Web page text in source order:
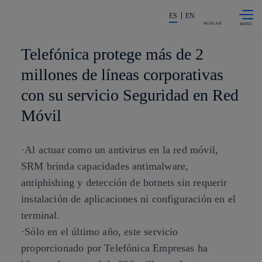
La acción en accionistas e
ES EN
BUSCAR
Telefónica protege más de 2
millones de líneas corporativas
con su servicio Seguridad en Red
Móvil
·Al actuar como un antivirus en la red móvil,
SRM brinda capacidades antimalware,
antiphishing y detección de botnets sin requerir
instalación de aplicaciones ni configuración en el
terminal.
·Sólo en el último año, este servicio
proporcionado por Telefónica Empresas ha